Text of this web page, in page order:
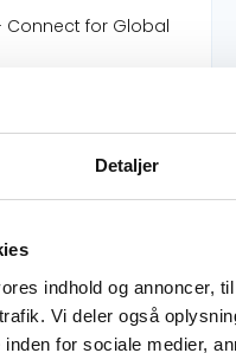
Detaljer
indhold og annoncer,
Vi deler også
for sociale medier,
for Global
of former
Model -
Capacity for